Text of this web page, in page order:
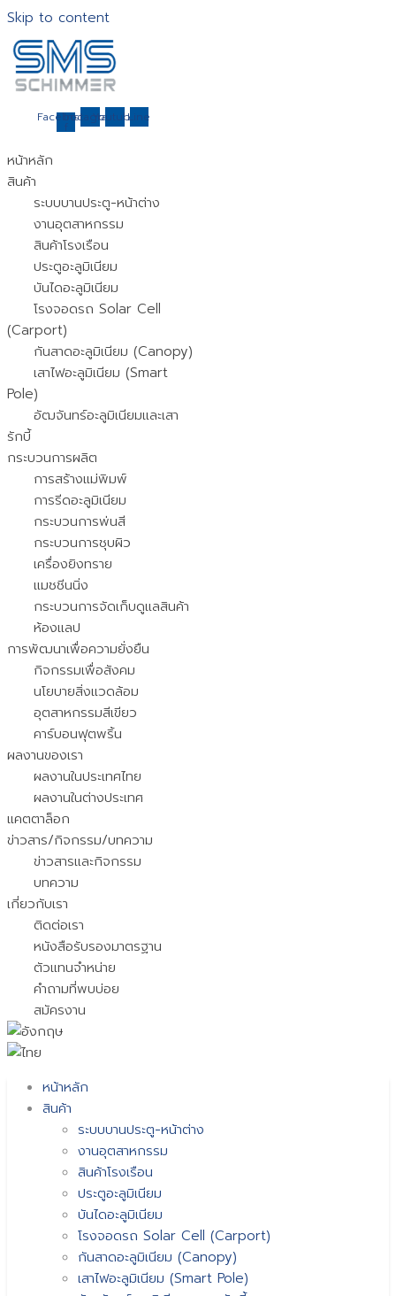
Skip to content
Facebook-
f
InstagramYoutubeLine
หน้าหลัก
สินค้า
ระบบบานประตู-หน้าต่าง
งานอุตสาหกรรม
สินค้าโรงเรือน
ประตูอะลูมิเนียม
บันไดอะลูมิเนียม
โรงจอดรถ Solar Cell
(Carport)
กันสาดอะลูมิเนียม (Canopy)
เสาไฟอะลูมิเนียม (Smart
Pole)
อัฒจันทร์อะลูมิเนียมและเสา
รักบี้
กระบวนการผลิต
การสร้างแม่พิมพ์
การรีดอะลูมิเนียม
กระบวนการพ่นสี
กระบวนการชุบผิว
เครื่องยิงทราย
แมชชีนนิ่ง
กระบวนการจัดเก็บดูแลสินค้า
ห้องแลป
การพัฒนาเพื่อความยั่งยืน
กิจกรรมเพื่อสังคม
นโยบายสิ่งแวดล้อม
อุตสาหกรรมสีเขียว
คาร์บอนฟุตพริ้น
ผลงานของเรา
ผลงานในประเทศไทย
ผลงานในต่างประเทศ
แคตตาล็อก
ข่าวสาร/กิจกรรม/บทความ
ข่าวสารและกิจกรรม
บทความ
เกี่ยวกับเรา
ติดต่อเรา
หนังสือรับรองมาตรฐาน
ตัวแทนจำหน่าย
คำถามที่พบบ่อย
สมัครงาน
หน้าหลัก
สินค้า
ระบบบานประตู-หน้าต่าง
งานอุตสาหกรรม
สินค้าโรงเรือน
ประตูอะลูมิเนียม
บันไดอะลูมิเนียม
โรงจอดรถ Solar Cell (Carport)
กันสาดอะลูมิเนียม (Canopy)
เสาไฟอะลูมิเนียม (Smart Pole)